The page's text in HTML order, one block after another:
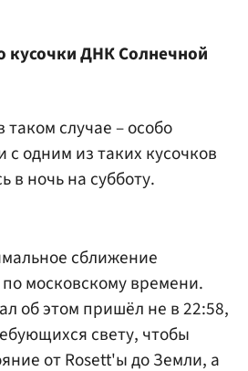
кусочки ДНК Солнечной
случае – особо
одним из таких кусочков
в ночь на субботу.
сближение
московскому времени.
об этом пришёл не в 22:58,
свету, чтобы
от Rosett'ы до Земли, а